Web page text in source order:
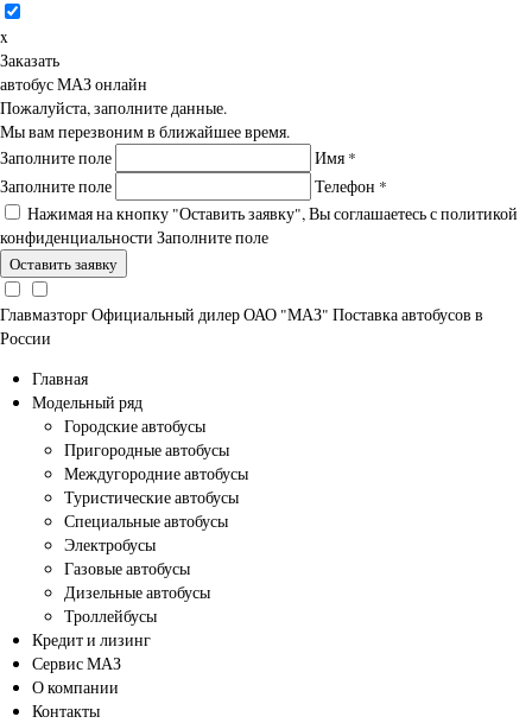
x
Заказать
автобус МАЗ онлайн
Пожалуйста, заполните данные.
Мы вам перезвоним в ближайшее время.
Заполните поле
Имя *
Заполните поле
Телефон *
Нажимая на кнопку "Оставить заявку", Вы соглашаетесь сполитикой
конфиденциальности Заполните поле
ГлавмазторгОфициальный дилер ОАО "МАЗ" Поставка автобусов в
России
Главная
Модельный ряд
Городские автобусы
Пригородные автобусы
Междугородние автобусы
Туристические автобусы
Специальные автобусы
Электробусы
Газовые автобусы
Дизельные автобусы
Троллейбусы
Кредит и лизинг
Сервис МАЗ
О компании
Контакты